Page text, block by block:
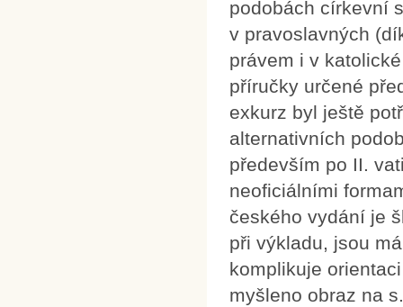
podobách církevní
v pravoslavných
právem i v
příručky určené
exkurz byl ještě
alternativních
především po II.
neoficiálními
českého vydání je
při výkladu, jsou
komplikuje
myšleno obraz na